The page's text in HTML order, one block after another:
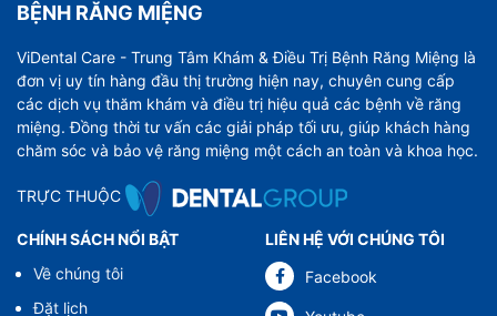
BỆNH RĂNG MIỆNG
ViDental Care - Trung Tâm Khám & Điều Trị Bệnh Răng Miệng là
đơn vị uy tín hàng đầu thị trường hiện nay, chuyên cung cấp
các dịch vụ thăm khám và điều trị hiệu quả các bệnh về răng
miệng. Đồng thời tư vấn các giải pháp tối ưu, giúp khách hàng
chăm sóc và bảo vệ răng miệng một cách an toàn và khoa học.
TRỰC THUỘC
CHÍNH SÁCH NỔI BẬT
Về chúng tôi
Đặt lịch
LIÊN HỆ VỚI CHÚNG TÔI
Facebook